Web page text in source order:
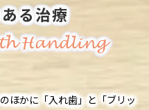
る治療
Handling
ほかに「入れ歯」と「ブリッ